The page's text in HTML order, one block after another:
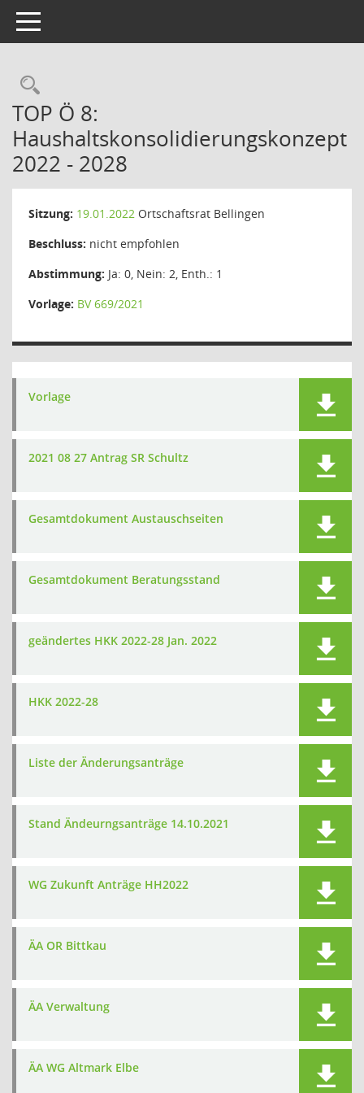
Toggle navigation
Rechercheauswahl
TOP Ö 8:
Haushaltskonsolidierungskonzept
2022 - 2028
Sitzung: 19.01.2022 Ortschaftsrat Bellingen
Beschluss: nicht empfohlen
Abstimmung: Ja: 0, Nein: 2, Enth.: 1
Vorlage: BV 669/2021
Vorlage
2021 08 27 Antrag SR Schultz
Gesamtdokument Austauschseiten
Gesamtdokument Beratungsstand
geändertes HKK 2022-28 Jan. 2022
HKK 2022-28
Liste der Änderungsanträge
Stand Ändeurngsanträge 14.10.2021
WG Zukunft Anträge HH2022
ÄA OR Bittkau
ÄA Verwaltung
ÄA WG Altmark Elbe